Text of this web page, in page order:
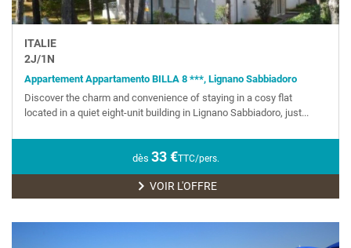
ITALIE
2J/1N
Appartement Appartamento BILLA 8 ***, Lignano Sabbiadoro
Discover the charm and convenience of staying in a cosy flat
located in a quiet eight-unit building in Lignano Sabbiadoro, just...
dès 33€TTC/pers.
VOIR L'OFFRE